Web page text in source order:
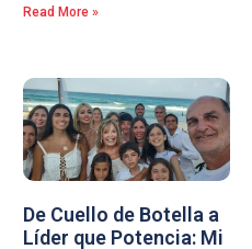
Read More »
De Cuello de Botella a
Líder que Potencia: Mi